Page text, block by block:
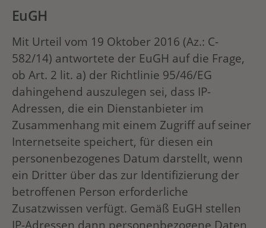
EuGH
Mit Urteil vom 19 Oktober 2016 (Az.: C-
582/14) antwortete der EuGH auf die Frage,
ob Art. 2 lit. a) der Richtlinie 95/46/EG
dahingehend auszulegen sei, dass IP-
Adressen, die ein Dienstanbieter im
Zusammenhang mit einem Zugriff auf seiner
Internetseite speichert, für diesen ein
personenbezogenes Datum darstellt, wenn
ein Dritter über das zur Identifizierung der
betroffenen Person erforderliche
Zusatzwissen verfügt. Gemäß EuGH stellen
IP-Adressen dann personenbezogene Daten